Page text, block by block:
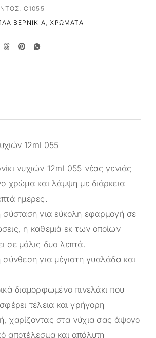
C1055
ΒΕΡΝΊΚΙΑ,ΧΡΏΜΑΤΑ
12ml 055
νυχιών 12ml 055 νέας γενιάς
χρώμα και λάμψη με διάρκεια
ημέρες.
σύσταση για εύκολη εφαρμογή σε
η καθεμιά εκ των οποίων
σε μόλις δυο λεπτά.
σύνθεση για μέγιστη γυαλάδα και
διαμορφωμένο πινελάκι που
τέλεια και γρήγορη
χαρίζοντας στα νύχια σας άψογο
αποτέλεσμα και απόλυτη